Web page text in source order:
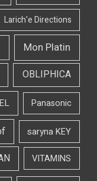
Larich'e Directions
Mon Platin
OBLIPHICA
Panasonic
saryna KEY
VITAMINS